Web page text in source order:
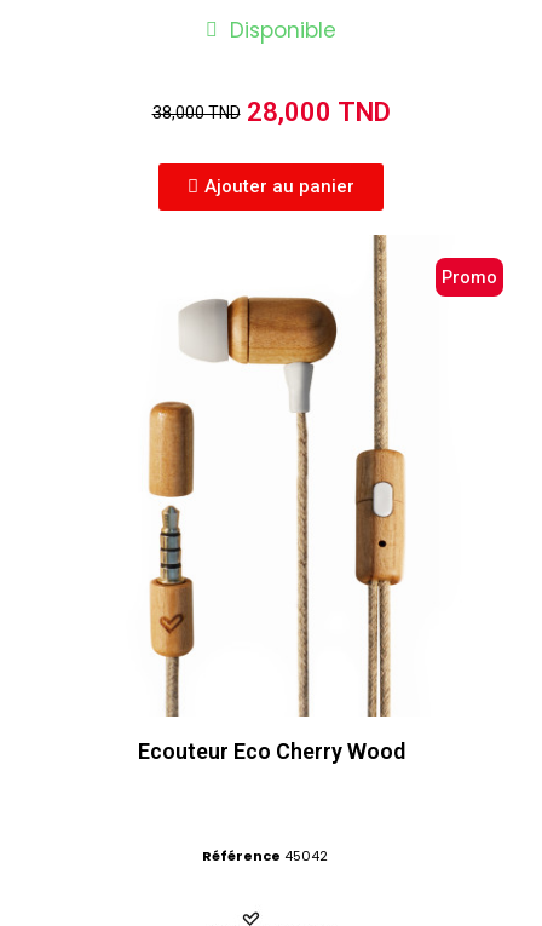
Disponible
38,000 TND 28,000 TND
Ajouter au panier
Promo
Ecouteur Eco Cherry Wood
Référence 45042